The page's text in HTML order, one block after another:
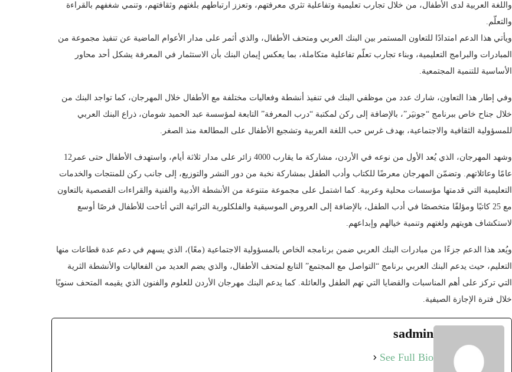
واللغة العربية لدى الأطفال، من خلال تجارب تعليمية وتفاعلية تثري معرفتهم، وتعزز ارتباطهم بلغتهم وثقافتهم، وتنمي شغفهم بالقراءة
والتعلّم.
ويأتي هذا الدعم امتدادًا للتعاون المستمر بين البنك العربي ومتحف الأطفال، والذي أثمر على مدار الأعوام الماضية عن تنفيذ مجموعة من
المبادرات والبرامج التعليمية، وبناء تجارب تعلّم تفاعلية متكاملة، بما يعكس إيمان البنك بأن الاستثمار في المعرفة يشكل أحد محاور
الأساسية للتنمية المجتمعية.
وفي إطار هذا التعاون، شارك عدد من موظفي البنك في تنفيذ أنشطة وفعاليات مختلفة مع الأطفال خلال المهرجان، كما تواجد البنك من
خلال جناح خاص ببرنامج “جونيَر”، بالإضافة إلى ركن لمكتبة “درب المعرفة” التابعة لمؤسسة عبد الحميد شومان، ذراع البنك العربي
للمسؤولية الثقافية والاجتماعية، بهدف غرس حب اللغة العربية وتشجيع الأطفال على المطالعة منذ الصغر.
وشهد المهرجان، الذي يُعد الأول من نوعه في الأردن، مشاركة ما يقارب 4000 زائر على مدار ثلاثة أيام، واستهدف الأطفال حتى عمر12
عامًا وعائلاتهم. وتضمّن المهرجان معرضًا للكتاب وأدب الطفل بمشاركة نخبة من دور النشر والتوزيع، إلى جانب ركن للمنتجات والخدمات
التعليمية التي قدمتها مؤسسات محلية وعربية. كما اشتمل على مجموعة متنوعة من الأنشطة الأدبية والفنية والقراءات القصصية بالتعاون
مع 25 كاتبًا ومؤلفًا متخصصًا في أدب الطفل، بالإضافة إلى العروض الموسيقية والفلكلورية التراثية التي أتاحت للأطفال فرصًا أوسع
لاستكشاف هويتهم ولغتهم وتنمية خيالهم وإبداعهم.
ويُعد هذا الدعم جزءًا من مبادرات البنك العربي ضمن برنامجه الخاص بالمسؤولية الاجتماعية (معًا)، الذي يسهم في دعم عدة قطاعات منها
التعليم، حيث يدعم البنك العربي برنامج “التواصل مع المجتمع” التابع لمتحف الأطفال، والذي يضم العديد من الفعاليات والأنشطة الثرية
التي تركز على أهم المناسبات والقضايا التي تهم الطفل والعائلة. كما يدعم البنك مهرجان الأردن للعلوم والفنون الذي يقيمه المتحف سنويًا
خلال فترة الإجازة الصيفية.
sadmin
See Full Bio